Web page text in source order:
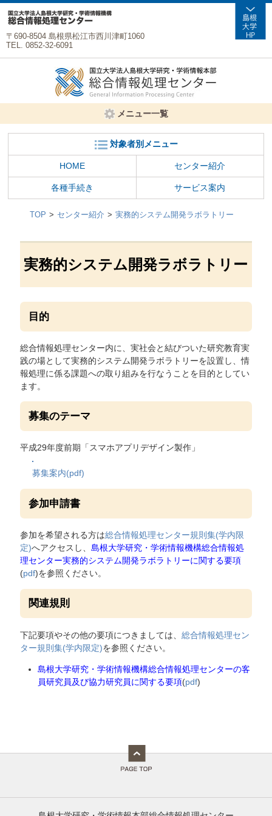
〒690-8504 島根県松江市西川津町1060
TEL. 0852-32-6091
メニュー一覧
対象者別メニュー
HOME センター紹介
各種手続き サービス案内
TOP センター紹介 実務的システム開発ラボラトリー
実務的システム開発ラボラトリー
目的
総合情報処理センター内に、実社会と結びついた研究教育実
践の場として実務的システム開発ラボラトリーを設置し、情
報処理に係る課題への取り組みを行なうことを目的としてい
ます。
募集のテーマ
平成29年度前期「スマホアプリデザイン製作」
募集案内(pdf)
参加申請書
参加を希望される方は総合情報処理センター規則集(学内限
定)へアクセスし、島根大学研究・学術情報機構総合情報処
理センター実務的システム開発ラボラトリーに関する要項
(pdf)を参照ください。
関連規則
下記要項やその他の要項につきましては、総合情報処理セン
ター規則集(学内限定)を参照ください。
島根大学研究・学術情報機構総合情報処理センターの客
員研究員及び協力研究員に関する要項(pdf)